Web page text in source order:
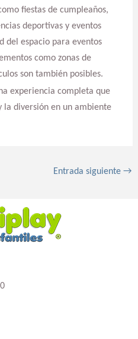
fiestas de cumpleaños,
deportivas y eventos
del espacio para eventos
como zonas de
son también posibles.
experiencia completa que
la diversión en un ambiente
Entrada siguiente→